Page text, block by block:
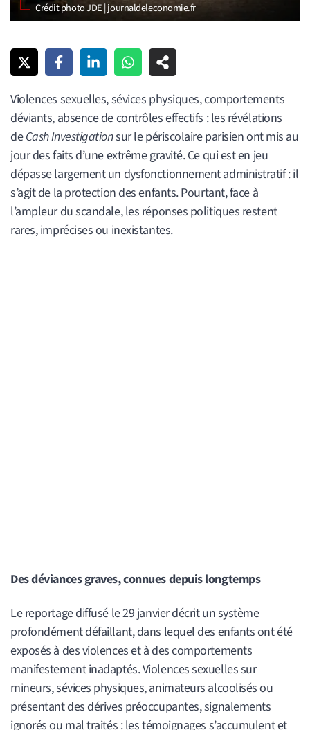
Crédit photo JDE | journaldeleconomie.fr
Violences sexuelles, sévices physiques, comportements
déviants, absence de contrôles effectifs : les révélations
deCash Investigationsur le périscolaire parisien ont mis au
jour des faits d’une extrême gravité. Ce qui est en jeu
dépasse largement un dysfonctionnement administratif : il
s’agit de la protection des enfants. Pourtant, face à
l’ampleur du scandale, les réponses politiques restent
rares, imprécises ou inexistantes.
Des déviances graves, connues depuis longtemps
Le reportage diffusé le 29 janvier décrit un système
profondément défaillant, dans lequel des enfants ont été
exposés à des violences et à des comportements
manifestement inadaptés. Violences sexuelles sur
mineurs, sévices physiques, animateurs alcoolisés ou
présentant des dérives préoccupantes, signalements
ignorés ou mal traités : les témoignages s’accumulent et